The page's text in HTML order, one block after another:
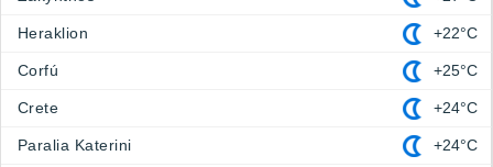
Heraklion +22°C
Corfú +25°C
Crete +24°C
Paralia Katerini +24°C